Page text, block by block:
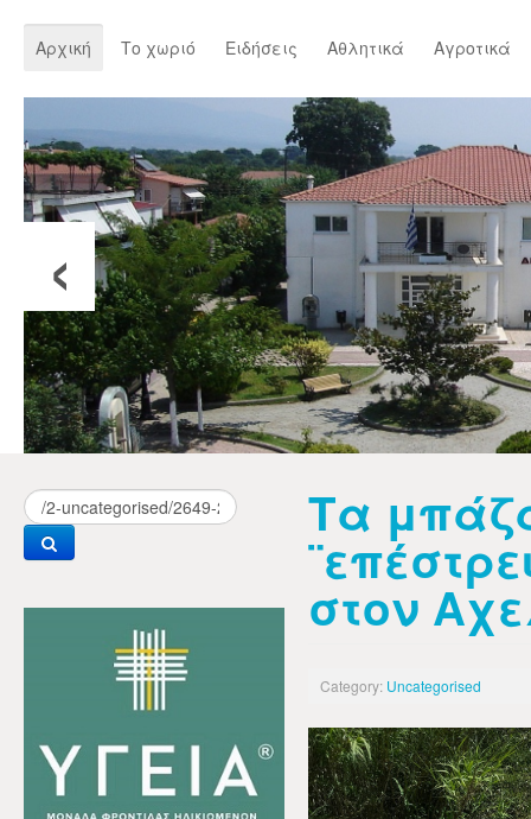
Αρχική Το χωριό Ειδήσεις Αθλητικά Αγροτικά
‹
Τα
στον
Category: Uncategorised